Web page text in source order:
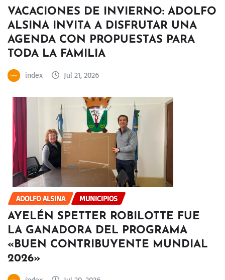
VACACIONES DE INVIERNO: ADOLFO
ALSINA INVITA A DISFRUTAR UNA
AGENDA CON PROPUESTAS PARA
TODA LA FAMILIA
index Jul 21, 2026
ADOLFO ALSINA MUNICIPIOS
AYELÉN SPETTER ROBILOTTE FUE
LA GANADORA DEL PROGRAMA
«BUEN CONTRIBUYENTE MUNDIAL
2026»